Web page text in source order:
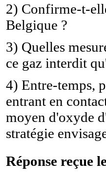
2) Confirme-t-
Belgique ?
3) Quelles
ce gaz interdit
4) Entre-temps,
entrant en
moyen d'oxyde
stratégie
Réponse reçue